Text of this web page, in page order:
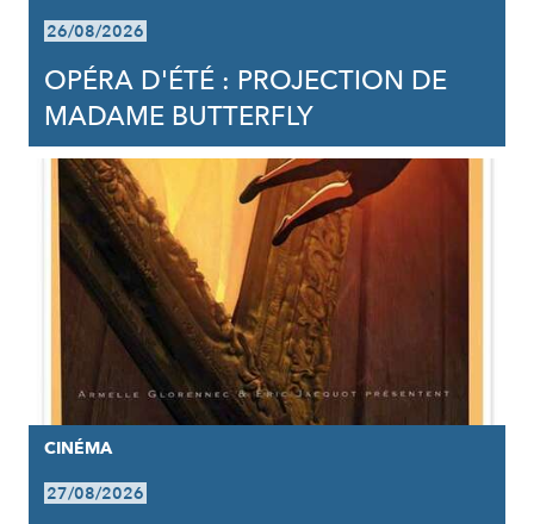
26/08/2026
OPÉRA D'ÉTÉ : PROJECTION DE
MADAME BUTTERFLY
CINÉMA
27/08/2026